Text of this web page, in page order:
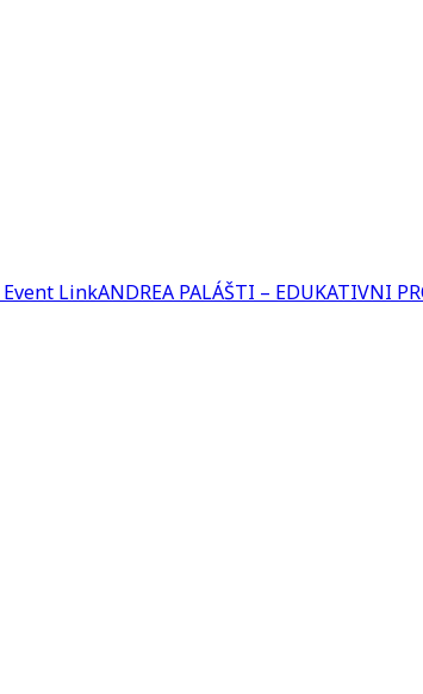
Event LinkANDREA PALÁŠTI – EDUKATIVNI